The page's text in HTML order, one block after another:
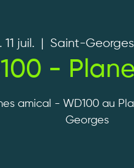
11 juil. Saint-
-
amical - WD100 au
Georges